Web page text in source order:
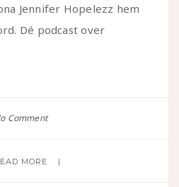
Jennifer Hopelezz hem
Dé podcast over
Comment
MORE